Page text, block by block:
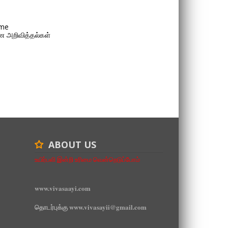
அறிவித்தல்கள்
ABOUT US
உயிர்பலி இன்றி உரிமை வென்றெடுப்போம்
www.vivasaayi.com
தொடர்புக்கு www.vivasayii@gmail.com